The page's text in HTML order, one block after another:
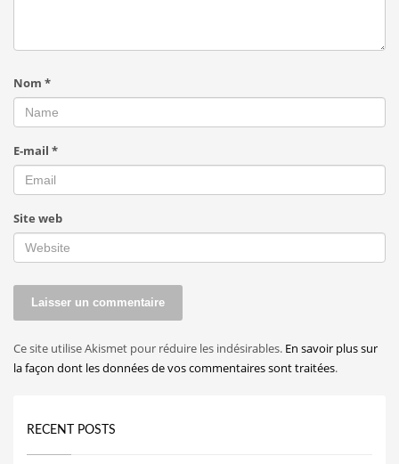
Nom *
E-mail *
Site web
Ce site utilise Akismet pour réduire les indésirables. En savoir plus sur
la façon dont les données de vos commentaires sont traitées.
RECENT POSTS